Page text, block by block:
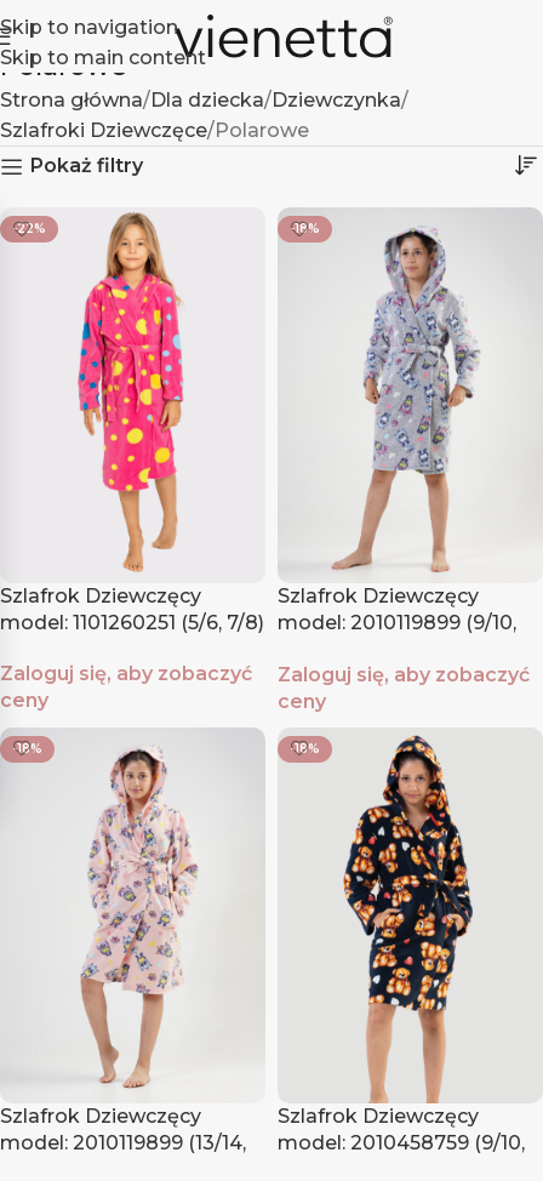
Skip to navigation
Skip to main content
Polarowe
Strona główna Dla dziecka Dziewczynka
Szlafroki Dziewczęce Polarowe
Pokaż filtry
-22%
Szlafrok Dziewczęcy
model: 1101260251 (5/6, 7/8)
Zaloguj się, aby zobaczyć
ceny
-18%
Szlafrok Dziewczęcy
model: 2010119899 (9/10,
Zaloguj się, aby zobaczyć
ceny
-18%
Szlafrok Dziewczęcy
model: 2010119899 (13/14,
-18%
Szlafrok Dziewczęcy
model: 2010458759 (9/10,